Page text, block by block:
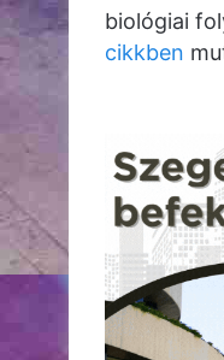
biológiai
cikkben